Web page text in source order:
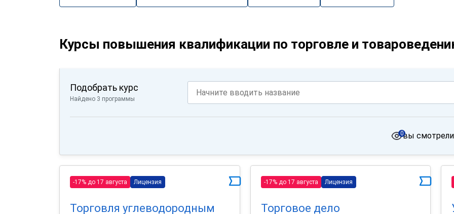
Курсы повышения квалификации по торговле и
Подобрать курс
Найдено 3 программы
вы смотрели
0
-17% до 17 августа Лицензия
Торговля углеводородным
-17% до 17 августа Лицензия
Торговое дело